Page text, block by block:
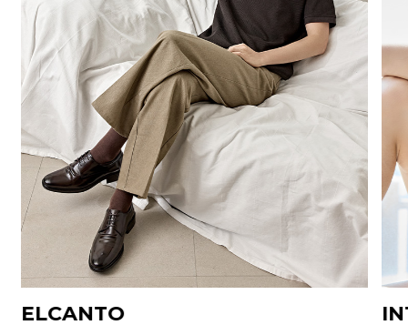
ELCANTO